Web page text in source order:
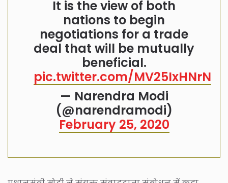
It is the view of both
nations to begin
negotiations for a trade
deal that will be mutually
beneficial.
pic.twitter.com/MV25IxHNrN
— Narendra Modi
(@narendramodi)
February 25, 2020